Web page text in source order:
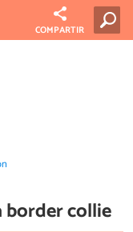
COMPARTIR
border collie